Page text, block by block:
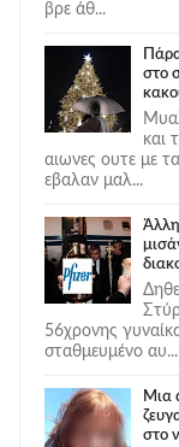
βρε άθ...
στο
και
αιωνες ουτε με
εβαλαν μαλ...
Άλλη
56χρονης
σταθμευμένο αυ...
Μια
στο